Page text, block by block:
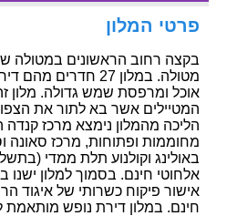
פרטי המלון
בקצה רחוב הראשונים במטולה
מטולה. במלון 27
אוכל ומרפסת שמש גדולה. מלון
המטיילים אשר בא לתור את
הליכה מהמלון נימצא מרכז קנדה
מחוממות ופתוחות, מרכז
באולינג וקולנוע תלת ממדי
אלחוטי חינם. בסמוך למלון ישנו
אישור פיקוח כשרותי של איגוד
חינם. במלון דירת נופש מותאמת